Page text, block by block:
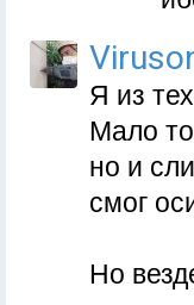
Я из
Мало
но и
смог
Но